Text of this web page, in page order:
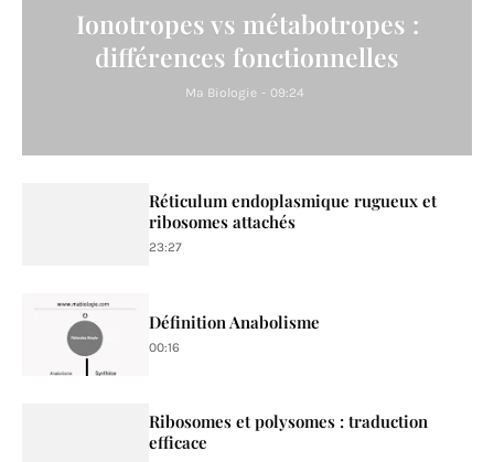
Ionotropes vs métabotropes :
différences fonctionnelles
Ma Biologie - 09:24
Réticulum endoplasmique rugueux et
ribosomes attachés
23:27
Définition Anabolisme
00:16
Ribosomes et polysomes : traduction
efficace